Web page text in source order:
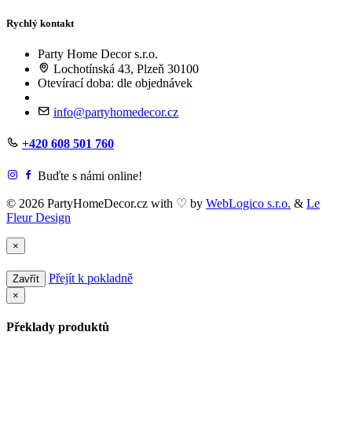
Rychlý kontakt
Party Home Decor s.r.o.
Lochotínská 43, Plzeň 30100
Otevírací doba: dle objednávek
info@partyhomedecor.cz
+420 608 501 760
Buďte s námi online!
© 2026 PartyHomeDecor.cz with ♡ by WebLogico s.r.o. & Le
Fleur Design
×
Zavřít Přejít k pokladně
×
Překlady produktů